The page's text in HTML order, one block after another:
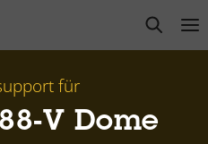
open
für
V Dome